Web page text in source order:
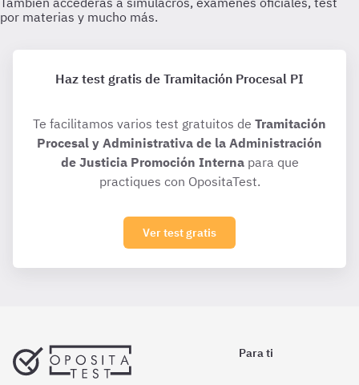
Haz test gratis de Tramitación Procesal PI
Te facilitamos varios test gratuitos de Tramitación
Procesal y Administrativa de la Administración
de Justicia Promoción Internapara que
practiques con OpositaTest.
Ver test gratis
Para ti